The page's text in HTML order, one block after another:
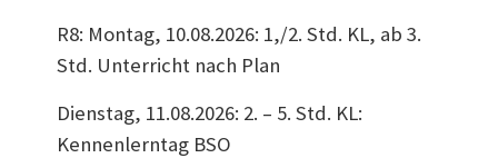
R8: Montag, 10.08.2026: 1,/2. Std. KL, ab 3.
Std. Unterricht nach Plan
Dienstag, 11.08.2026: 2. – 5. Std. KL:
Kennenlerntag BSO